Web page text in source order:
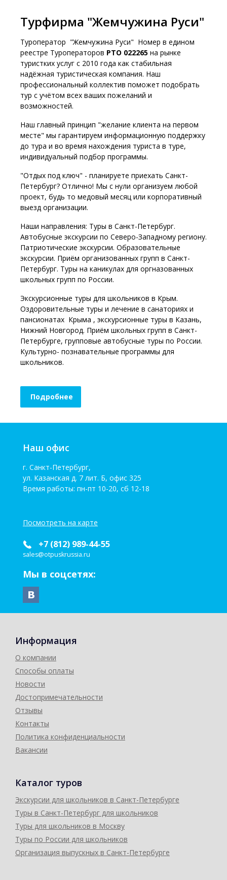
Турфирма "Жемчужина Руси"
Туроператор "Жемчужина Руси" Номер в едином
реестре Туроператоров РТО 022265 на рынке
туристких услуг с 2010 года как стабильная
надёжная туристическая компания. Наш
профессиональный коллектив поможет подобрать
тур с учётом всех ваших пожеланий и
возможностей.
Наш главный принцип "желание клиента на первом
месте" мы гарантируем информационную поддержку
до тура и во время нахождения туриста в туре,
индивидуальный подбор программы.
"Отдых под ключ" - планируете приехать Санкт-
Петербург? Отлично! Мы с нули организуем любой
проект, будь то медовый месяц или корпоративный
выезд организации.
Наши направления: Туры в Санкт-Петербург.
Автобусные экскурсии по Северо-Западному региону.
Патриотические экскурсии. Образовательные
экскурсии. Приём организованных групп в Санкт-
Петербург. Туры на каникулах для оргназованных
школьных групп по России.
Экскурсионные туры для школьников в Крым.
Оздоровительные туры и лечение в санаториях и
пансионатах Крыма , экскурсионные туры в Казань,
Нижний Новгород. Приём школьных групп в Санкт-
Петербурге, групповые автобусные туры по России.
Культурно- познавательные программы для
школьников.
Подробнее
Наш офис
г. Санкт-Петербург,
ул. Казанская д. 7 лит. Б, офис 325
Время работы: пн-пт 10-20, сб 12-18
Посмотреть на карте
+7 (812) 989-44-55
sales@otpuskrussia.ru
Мы в соцсетях:
Информация
О компании
Способы оплаты
Новости
Достопримечательности
Отзывы
Контакты
Политика конфиденциальности
Вакансии
Каталог туров
Экскурсии для школьников в Санкт-Петербурге
Туры в Санкт-Петербург для школьников
Туры для школьников в Москву
Туры по России для школьников
Организация выпускных в Санкт-Петербурге